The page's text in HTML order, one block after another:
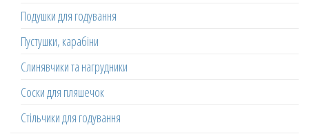
Подушки для годування
Пустушки, карабіни
Слинявчики та нагрудники
Соски для пляшечок
Стільчики для годування